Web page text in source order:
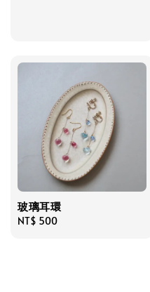
玻璃耳環
Regular
NT$ 500